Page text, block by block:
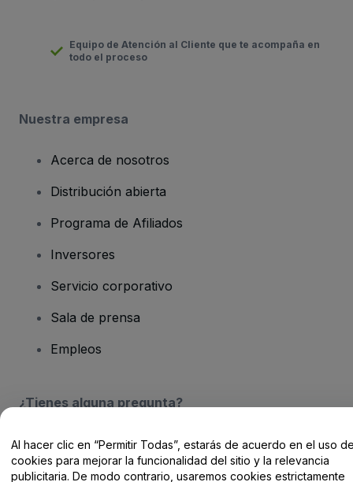
Equipo de Atención al Cliente que te acompaña en
todo el proceso
Nuestra empresa
Acerca de nosotros
Distribución abierta
Programa de Afiliados
Inversores
Servicio corporativo
Sala de prensa
Empleos
¿Tienes alguna pregunta?
Centro de Ayuda / Contacto
Al hacer clic en “Permitir Todas”, estarás de acuerdo en el uso
cookies para mejorar la funcionalidad del sitio y la relevancia
publicitaria. De modo contrario, usaremos cookies estrictamente